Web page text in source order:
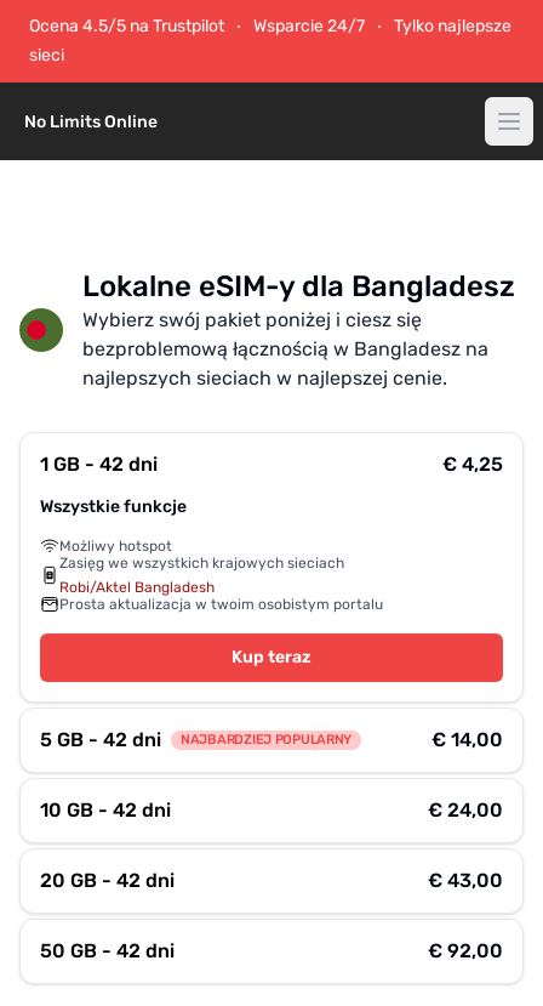
Ocena 4.5/5 na Trustpilot Wsparcie 24/7
Tylko najlepsze
sieci
No Limits Online
Lokalne eSIM-y dla Bangladesz
Wybierz swój pakiet poniżej i ciesz się
bezproblemową łącznością w Bangladesz na
najlepszych sieciach w najlepszej cenie.
1 GB - 42 dni € 4,25
Wszystkie funkcje
Możliwy hotspot
Zasięg we wszystkich krajowych sieciach
Robi/Aktel Bangladesh
Prosta aktualizacja w twoim osobistym portalu
Kup teraz
5 GB - 42 dni NAJBARDZIEJ POPULARNY € 14,00
10 GB - 42 dni € 24,00
20 GB - 42 dni € 43,00
50 GB - 42 dni € 92,00